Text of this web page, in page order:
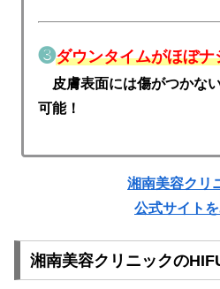
❸ダウンタイムがほぼナ
皮膚表面には傷がつかな
可能！
湘南美容クリ
公式サイトを
湘南美容クリニックの